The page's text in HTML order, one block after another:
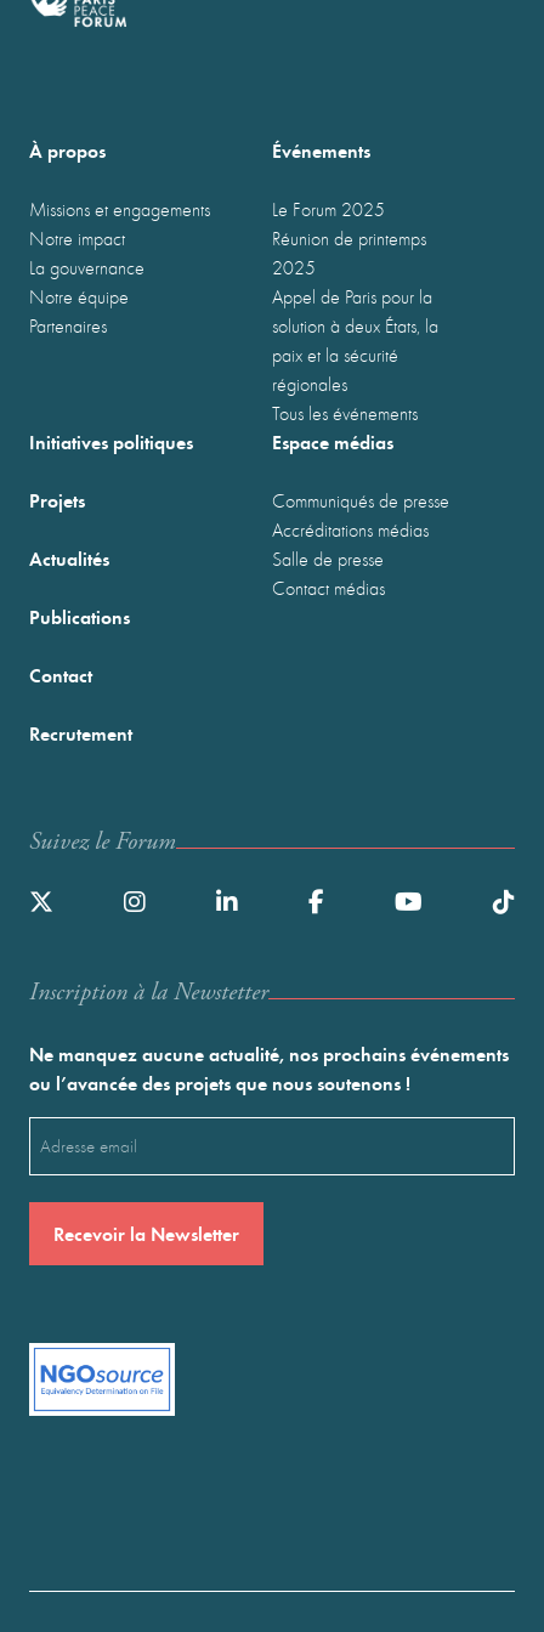
À propos
Missions et engagements
Notre impact
La gouvernance
Notre équipe
Partenaires
Événements
Le Forum 2025
Réunion de printemps
2025
Appel de Paris pour la
solution à deux États, la
paix et la sécurité
régionales
Tous les événements
Initiatives politiques
Projets
Actualités
Publications
Espace médias
Communiqués de presse
Accréditations médias
Salle de presse
Contact médias
Contact
Recrutement
Suivez le Forum
Inscription à la Newstetter
Ne manquez aucune actualité, nos prochains événements
ou l’avancée des projets que nous soutenons !
(Nécessaire)